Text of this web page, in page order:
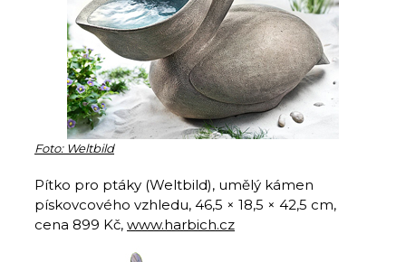
Foto: Weltbild
Pítko pro ptáky (Weltbild), umělý kámen
pískovcového vzhledu, 46,5 × 18,5 × 42,5 cm,
cena 899 Kč, www.harbich.cz